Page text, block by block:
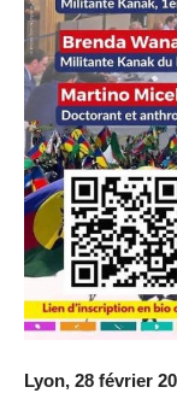
Lyon, 28 février